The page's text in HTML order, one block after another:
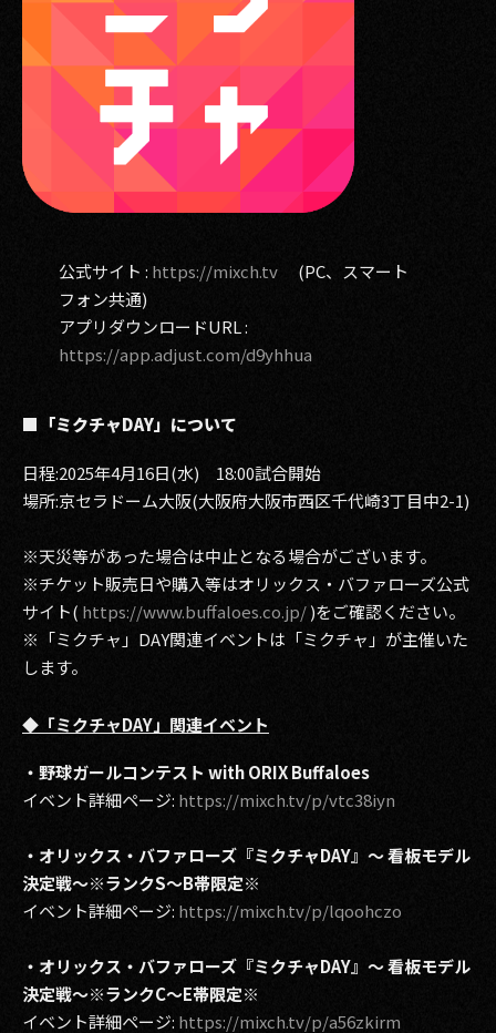
公式サイト : https://mixch.tv(PC、スマート
フォン共通)
アプリダウンロードURL :
https://app.adjust.com/d9yhhua
■「ミクチャDAY」について
日程:2025年4月16日(水) 18:00試合開始
場所:京セラドーム大阪(大阪府大阪市西区千代崎3丁目中2-1)
※天災等があった場合は中止となる場合がございます。
※チケット販売日や購入等はオリックス・バファローズ公式
サイト( https://www.buffaloes.co.jp/)をご確認ください。
※「ミクチャ」DAY関連イベントは「ミクチャ」が主催いた
します。
◆「ミクチャDAY」関連イベント
・野球ガールコンテスト with ORIX Buffaloes
イベント詳細ページ: https://mixch.tv/p/vtc38iyn
・オリックス・バファローズ『ミクチャDAY』～ 看板モデル
決定戦～※ランクS～B帯限定※
イベント詳細ページ: https://mixch.tv/p/lqoohczo
・オリックス・バファローズ『ミクチャDAY』～ 看板モデル
決定戦～※ランクC～E帯限定※
イベント詳細ページ: https://mixch.tv/p/a56zkirm